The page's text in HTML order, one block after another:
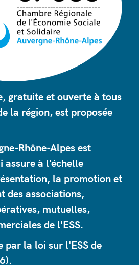
gratuite et ouverte à tous
la région, est proposée
Rhône-Alpes est
assure à l'échelle
la promotion et
des associations,
mutuelles,
de l'ESS.
par la loi sur l'ESS de